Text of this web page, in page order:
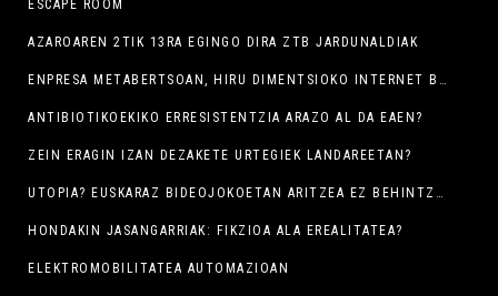
ESCAPE ROOM
AZAROAREN 2TIK 13RA EGINGO DIRA ZTB JARDUNALDIAK
ENPRESA METABERTSOAN, HIRU DIMENTSIOKO INTERNET BERRIRANTZ
ANTIBIOTIKOEKIKO ERRESISTENTZIA ARAZO AL DA EAEN?
ZEIN ERAGIN IZAN DEZAKETE URTEGIEK LANDAREETAN?
UTOPIA? EUSKARAZ BIDEOJOKOETAN ARITZEA EZ BEHINTZAT!
HONDAKIN JASANGARRIAK: FIKZIOA ALA EREALITATEA?
ELEKTROMOBILITATEA AUTOMAZIOAN